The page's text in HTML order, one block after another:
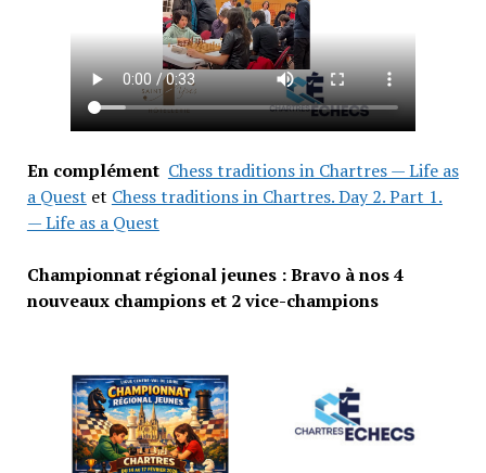
En complément Chess traditions in Chartres — Life as
a Quest et Chess traditions in Chartres. Day 2. Part 1.
— Life as a Quest
Championnat régional jeunes : Bravo à nos 4
nouveaux champions et 2 vice-champions